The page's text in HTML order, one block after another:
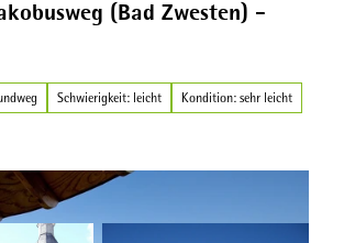
(Bad Zwesten) -
Schwierigkeit: leicht
Kondition: sehr leicht